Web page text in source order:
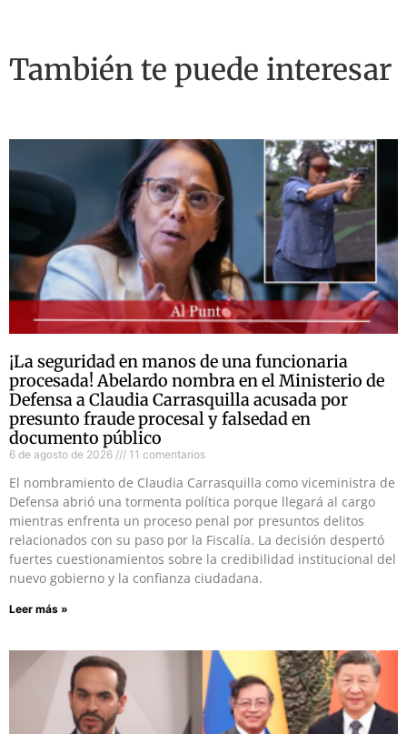
También te puede interesar
¡La seguridad en manos de una funcionaria
procesada! Abelardo nombra en el Ministerio de
Defensa a Claudia Carrasquilla acusada por
presunto fraude procesal y falsedad en
documento público
6 de agosto de 2026 11 comentarios
El nombramiento de Claudia Carrasquilla como viceministra de
Defensa abrió una tormenta política porque llegará al cargo
mientras enfrenta un proceso penal por presuntos delitos
relacionados con su paso por la Fiscalía. La decisión despertó
fuertes cuestionamientos sobre la credibilidad institucional del
nuevo gobierno y la confianza ciudadana.
Leer más »